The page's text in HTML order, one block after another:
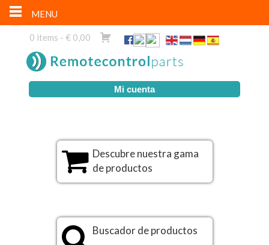
0 items - € 0,00
Mi cuenta
Descubre nuestra gama
de productos
Buscador de productos
MENU